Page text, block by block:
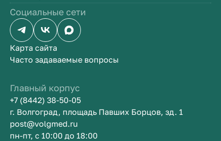
Социальные сети
Карта сайта
Часто задаваемые вопросы
Главный корпус
+7 (8442) 38-50-05
г. Волгоград, площадь Павших Борцов, зд. 1
post@volgmed.ru
пн-пт, с 10:00 до 18:00